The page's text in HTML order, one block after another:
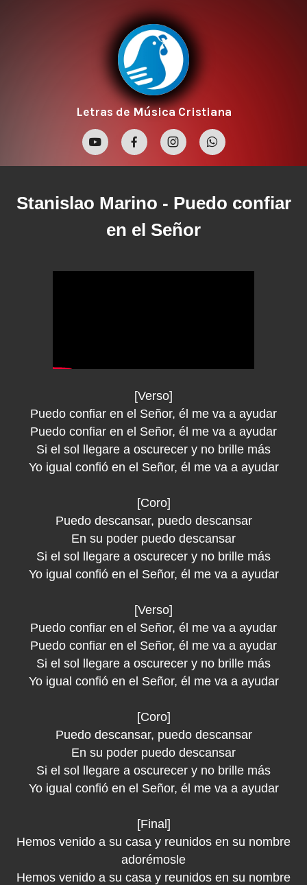
Letras de Música Cristiana
Stanislao Marino - Puedo confiar
en el Señor
[Verso]
Puedo confiar en el Señor, él me va a ayudar
Puedo confiar en el Señor, él me va a ayudar
Si el sol llegare a oscurecer y no brille más
Yo igual confió en el Señor, él me va a ayudar
[Coro]
Puedo descansar, puedo descansar
En su poder puedo descansar
Si el sol llegare a oscurecer y no brille más
Yo igual confió en el Señor, él me va a ayudar
[Verso]
Puedo confiar en el Señor, él me va a ayudar
Puedo confiar en el Señor, él me va a ayudar
Si el sol llegare a oscurecer y no brille más
Yo igual confió en el Señor, él me va a ayudar
[Coro]
Puedo descansar, puedo descansar
En su poder puedo descansar
Si el sol llegare a oscurecer y no brille más
Yo igual confió en el Señor, él me va a ayudar
[Final]
Hemos venido a su casa y reunidos en su nombre
adorémosle
Hemos venido a su casa y reunidos en su nombre